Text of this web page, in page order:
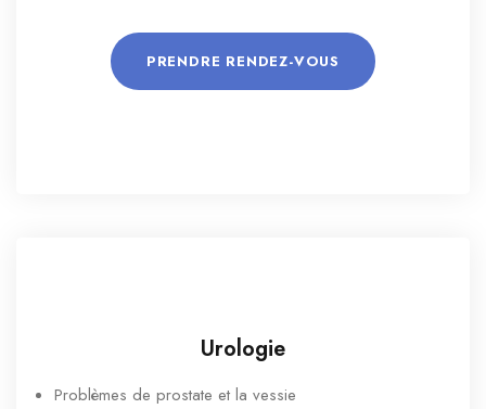
PRENDRE RENDEZ-VOUS
Urologie
Problèmes de prostate et la vessie